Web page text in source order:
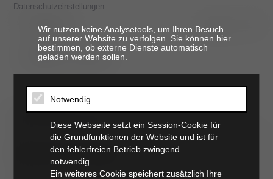
Datenschutzeinstellungen
Wir nutzen keine Analysetools, um Ihren Besuch
auf unserer Website zu verfolgen. Sie können hier
bestimmen, ob externe Dienste automatisch
geladen werden sollen.
Notwendig
Diese Webseite setzt ein Session-Cookie für
die Grundfunktionen der Website und ist für
den fehlerfreien Betrieb zwingend
notwendig.
Ein weiteres Cookie speichert zusätzlich Ihre
t. 06821 17 94 94
PflichtfeldBenutzername*
PflichtfeldE-Mail-Adresse*